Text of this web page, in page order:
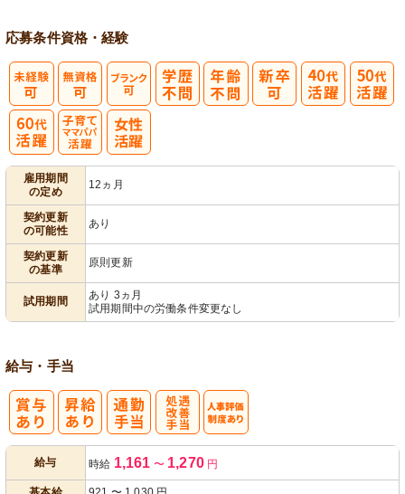
応募条件資格・経験
雇用期間
の定め
12ヵ月
契約更新
の可能性
あり
契約更新
の基準
原則更新
試用期間
あり 3ヵ月
試用期間中の労働条件変更なし
給与・手当
給与 時給 1,161 〜 1,270円